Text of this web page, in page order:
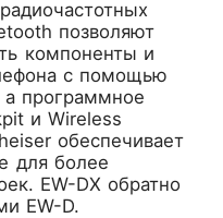
позволяют
компоненты и
с помощью
программное
и Wireless
обеспечивает
для более
EW-DX обратно
EW-D.